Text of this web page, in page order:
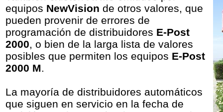
equipos NewVision de otros valores, que
pueden provenir de errores de
programación de distribuidores E-Post
2000, o bien de la larga lista de valores
posibles que permiten los equipos E-Post
2000 M.
La mayoría de distribuidores automáticos
que siguen en servicio en la fecha de